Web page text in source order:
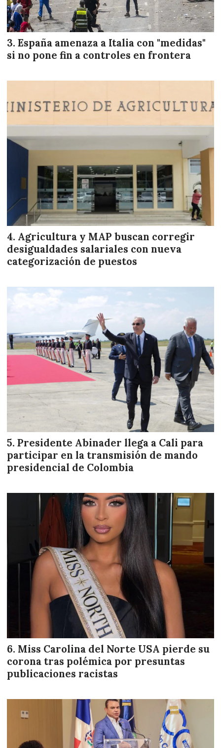
España amenaza a Italia con "medidas"
si no pone fin a controles en frontera
Agricultura y MAP buscan corregir
desigualdades salariales con nueva
categorización de puestos
Presidente Abinader llega a Cali para
participar en la transmisión de mando
presidencial de Colombia
Miss Carolina del Norte USA pierde su
corona tras polémica por presuntas
publicaciones racistas